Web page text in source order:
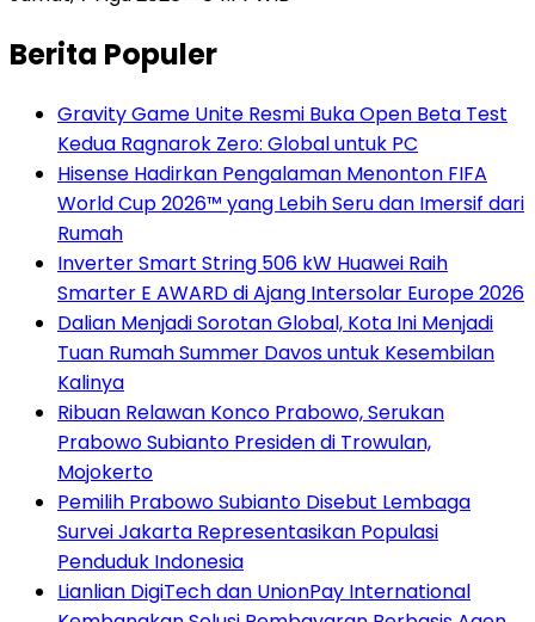
Berita Populer
Gravity Game Unite Resmi Buka Open Beta Test
Kedua Ragnarok Zero: Global untuk PC
Hisense Hadirkan Pengalaman Menonton FIFA
World Cup 2026™ yang Lebih Seru dan Imersif dari
Rumah
Inverter Smart String 506 kW Huawei Raih
Smarter E AWARD di Ajang Intersolar Europe 2026
Dalian Menjadi Sorotan Global, Kota Ini Menjadi
Tuan Rumah Summer Davos untuk Kesembilan
Kalinya
Ribuan Relawan Konco Prabowo, Serukan
Prabowo Subianto Presiden di Trowulan,
Mojokerto
Pemilih Prabowo Subianto Disebut Lembaga
Survei Jakarta Representasikan Populasi
Penduduk Indonesia
Lianlian DigiTech dan UnionPay International